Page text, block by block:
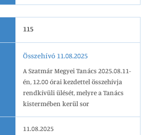
115
Összehívó 11.08.2025
A Szatmár Megyei Tanács 2025.08.11-
én, 12.00 órai kezdettel összehívja
rendkívüli ülését, melyre a Tanács
kistermében kerül sor
11.08.2025